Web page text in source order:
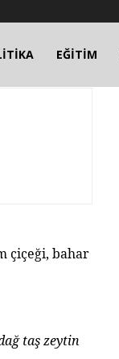
EĞİTİM
çiçeği, bahar
taş zeytin